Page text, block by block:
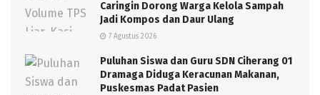
Caringin Dorong Warga Kelola Sampah
Jadi Kompos dan Daur Ulang
7 Agustus 2026
Puluhan Siswa dan Guru SDN Ciherang 01
Dramaga Diduga Keracunan Makanan,
Puskesmas Padat Pasien